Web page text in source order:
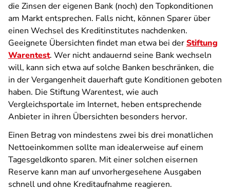
die Zinsen der eigenen Bank (noch) den Topkonditionen
am Markt entsprechen. Falls nicht, können Sparer über
einen Wechsel des Kreditinstitutes nachdenken.
Geeignete Übersichten findet man etwa bei derStiftung
Warentest. Wer nicht andauernd seine Bank wechseln
will, kann sich etwa auf solche Banken beschränken, die
in der Vergangenheit dauerhaft gute Konditionen geboten
haben. Die Stiftung Warentest, wie auch
Vergleichsportale im Internet, heben entsprechende
Anbieter in ihren Übersichten besonders hervor.
Einen Betrag von mindestens zwei bis drei monatlichen
Nettoeinkommen sollte man idealerweise auf einem
Tagesgeldkonto sparen. Mit einer solchen eisernen
Reserve kann man auf unvorhergesehene Ausgaben
schnell und ohne Kreditaufnahme reagieren.